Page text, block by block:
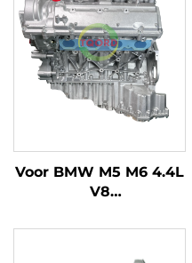
Voor BMW M5 M6 4.4L
V8
S63B44A benzine, kale